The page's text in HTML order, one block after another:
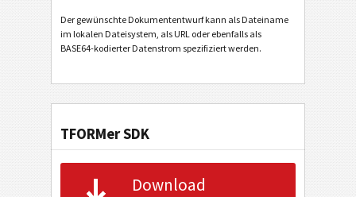
Der gewünschte Dokumententwurf kann als Dateiname
im lokalen Dateisystem, als URL oder ebenfalls als
BASE64-kodierter Datenstrom spezifiziert werden.
TFORMer SDK
Download